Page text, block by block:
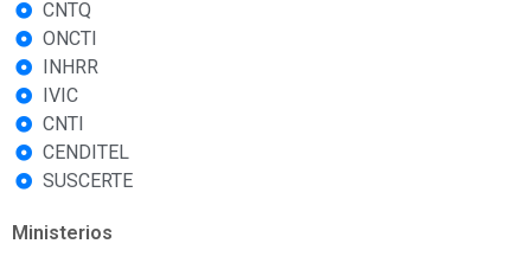
CNTQ
ONCTI
INHRR
IVIC
CNTI
CENDITEL
SUSCERTE
Ministerios